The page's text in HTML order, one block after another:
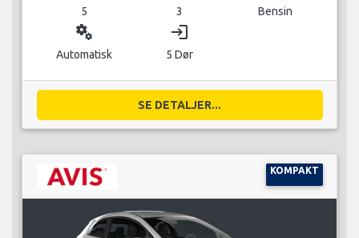
5 3 Bensin
miscellaneous_services
Automatisk
login
5 Dør
SE DETALJER...
KOMPAKT